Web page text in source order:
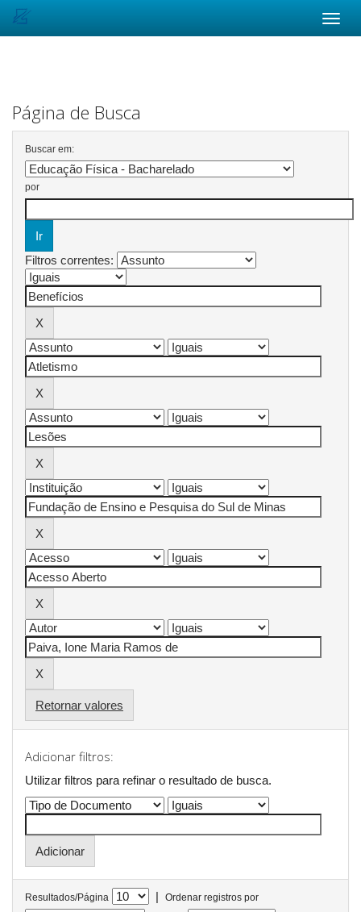
Página de Busca
Buscar em:
por
Filtros correntes:
Retornar valores
Adicionar filtros:
Utilizar filtros para refinar o resultado de busca.
Resultados/Página |
Ordenar registros por